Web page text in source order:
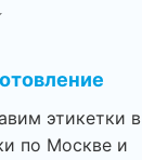
этикетки в
по Москве и